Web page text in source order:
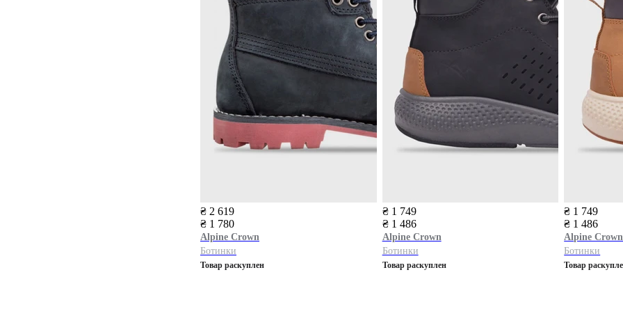
₴ 2 619
₴ 1 780
Alpine Сrown
Ботинки
Товар раскуплен
₴ 1 749
₴ 1 486
Alpine Сrown
Ботинки
Товар раскуплен
₴ 1 749
₴ 1 486
Alpine Сrown
Ботинки
Товар